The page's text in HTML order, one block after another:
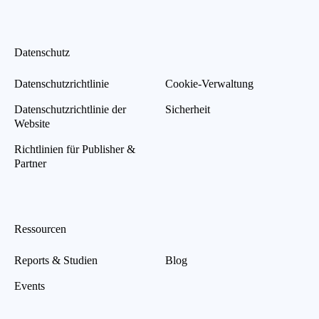
Datenschutz
Datenschutzrichtlinie
Datenschutzrichtlinie der
Website
Richtlinien für Publisher &
Partner
Cookie-Verwaltung
Sicherheit
Ressourcen
Reports & Studien
Events
Blog